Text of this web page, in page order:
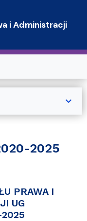
i Administracji
2025
PRAWA I
UG
expand_more